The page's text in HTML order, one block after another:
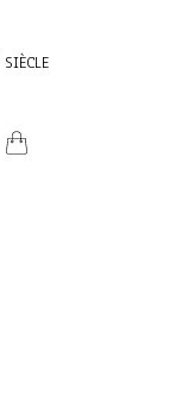
SIÈCLE